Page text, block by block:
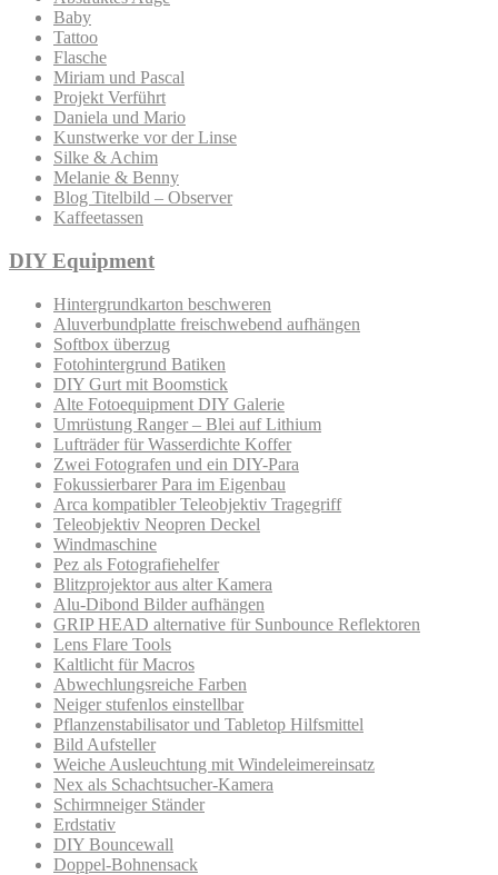
Baby
Tattoo
Flasche
Miriam und Pascal
Projekt Verführt
Daniela und Mario
Kunstwerke vor der Linse
Silke & Achim
Melanie & Benny
Blog Titelbild – Observer
Kaffeetassen
DIY Equipment
Hintergrundkarton beschweren
Aluverbundplatte freischwebend aufhängen
Softbox überzug
Fotohintergrund Batiken
DIY Gurt mit Boomstick
Alte Fotoequipment DIY Galerie
Umrüstung Ranger – Blei auf Lithium
Lufträder für Wasserdichte Koffer
Zwei Fotografen und ein DIY-Para
Fokussierbarer Para im Eigenbau
Arca kompatibler Teleobjektiv Tragegriff
Teleobjektiv Neopren Deckel
Windmaschine
Pez als Fotografiehelfer
Blitzprojektor aus alter Kamera
Alu-Dibond Bilder aufhängen
GRIP HEAD alternative für Sunbounce Reflektoren
Lens Flare Tools
Kaltlicht für Macros
Abwechlungsreiche Farben
Neiger stufenlos einstellbar
Pflanzenstabilisator und Tabletop Hilfsmittel
Bild Aufsteller
Weiche Ausleuchtung mit Windeleimereinsatz
Nex als Schachtsucher-Kamera
Schirmneiger Ständer
Erdstativ
DIY Bouncewall
Doppel-Bohnensack